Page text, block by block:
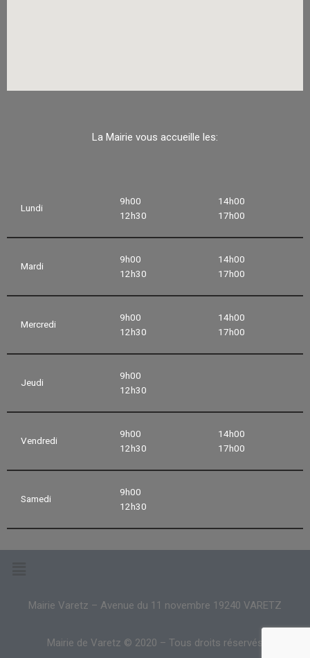
La Mairie vous accueille les:
Lundi
9h00
12h30
14h00
17h00
Mardi
9h00
12h30
14h00
17h00
Mercredi
9h00
12h30
14h00
17h00
Jeudi
9h00
12h30
Vendredi
9h00
12h30
14h00
17h00
Samedi
9h00
12h30
Mairie Varetz – Avenue du 11 novembre 19240 VARETZ
Mairie de Varetz © 2020 – Tous droits réservés